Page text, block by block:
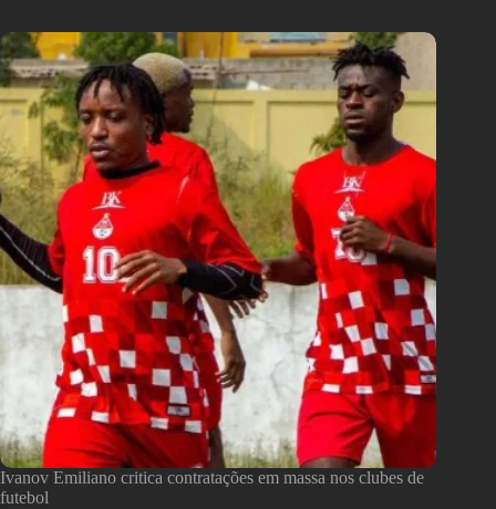
Ivanov Emiliano critica contratações em massa nos clubes de
futebol